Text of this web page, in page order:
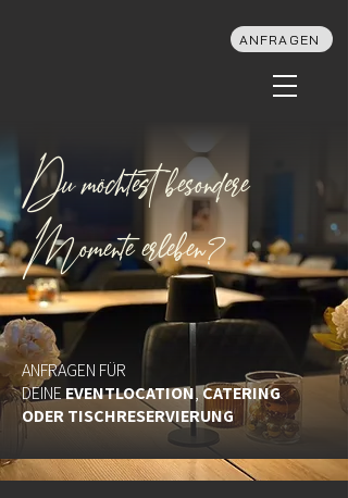
ANFRAGEN
Du möchtest besondere
Momente erleben?
ANFRAGEN FÜR
DEINEEVENTLOCATION,CATERING
ODER TISCHRESERVIERUNG